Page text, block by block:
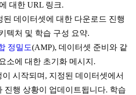
대한 URL 링크.
된 데이터셋에 대한 다운로드 진행
텍처 및 학습 구성 요약.
정밀도(AMP), 데이터셋 준비와 같
소에 대한 초기화 메시지.
시작되며, 지정된 데이터셋에서
진행 상황이 업데이트됩니다. 학습